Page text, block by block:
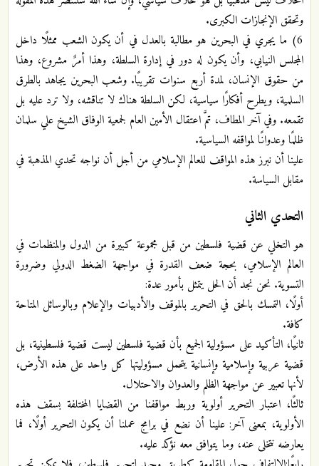
وتحقق الإنجازات الكبرى.
6) ما يجري في البحرين هو مطالبة بالعدل في أن يكون الشعب ممثلًا داخل
المجلس النيابي، وأن يكون له دور في إدارة السلطة، وهذا أمرٌ مشروع، وهذا
من حقوق الإنسان، لمدة أربع سنوات تقريبًا. وشعب البحرين يجاهد بالطرق
السلمية، ويطرح أفكارًا سياسية، لكن السلطة هناك لا تناقشه، ولا ترد عليه بل
تقمعه. وفي آخر المطاف، تمَّ اعتقال الأمين العام لجمعية الوفاق الشيخ علي سلمان
ظلمًا وعدوانًا لمواقفه السياسية.
علينا أن نبرز هذه المواقف للعالم الإسلامي من أجل أن نواجه تحدي المذهبة في
مقابل السياسة.
التحدي الثاني
هو التخلي عن قضية فلسطين من قبل مجموعة كبيرة من الدول والمنظمات في
العالم الإسلامي، بحجة ضعف القدرة في مواجهة الضغط الدولي وضرورة
التسوية. نحن نجد أن الحل يتمثل بأمور عدة:
أولًا، التمسك بالحق في التحرير بالموقف والأدبيات والإعلام وبالوسائل المتاحة
كافة.
ثانيًا، التأكيد على مسؤولية الجميع بأن قضية فلسطين ليست قضية فلسطينية، بل
قضية عربية وإسلامية وإنسانية يتحمل مسؤوليتها كل واحد على هذه الأرض،
لأنها تعبير عن مواجهة الظلم والعدوان والاحتلال.
ثالثًا، اعتبار التحرير أولوية وربط مواقفنا من القضايا المختلفة بسقف هذه
الأولوية، بمعنى آخر: علينا أن نضع في برامج عملنا أن يكون التحرير أولًا، فما
يعارضه نتخلى عنه، وما يتوافق معه نؤكد عليه.